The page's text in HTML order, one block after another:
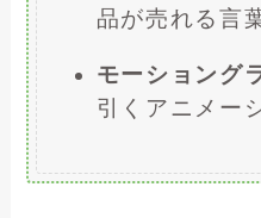
品が売れる言
モーショング
引くアニメー